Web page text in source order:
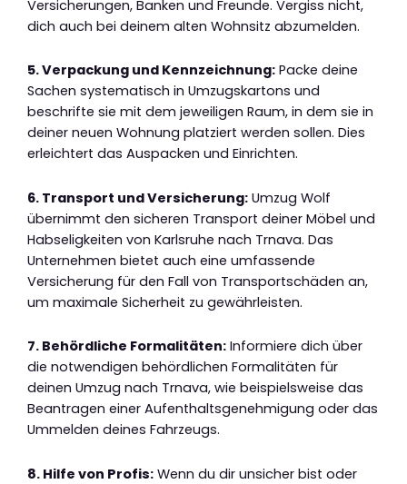
Versicherungen, Banken und Freunde. Vergiss nicht,
dich auch bei deinem alten Wohnsitz abzumelden.
5. Verpackung und Kennzeichnung: Packe deine
Sachen systematisch in Umzugskartons und
beschrifte sie mit dem jeweiligen Raum, in dem sie in
deiner neuen Wohnung platziert werden sollen. Dies
erleichtert das Auspacken und Einrichten.
6. Transport und Versicherung: Umzug Wolf
übernimmt den sicheren Transport deiner Möbel und
Habseligkeiten von Karlsruhe nach Trnava. Das
Unternehmen bietet auch eine umfassende
Versicherung für den Fall von Transportschäden an,
um maximale Sicherheit zu gewährleisten.
7. Behördliche Formalitäten: Informiere dich über
die notwendigen behördlichen Formalitäten für
deinen Umzug nach Trnava, wie beispielsweise das
Beantragen einer Aufenthaltsgenehmigung oder das
Ummelden deines Fahrzeugs.
8. Hilfe von Profis: Wenn du dir unsicher bist oder